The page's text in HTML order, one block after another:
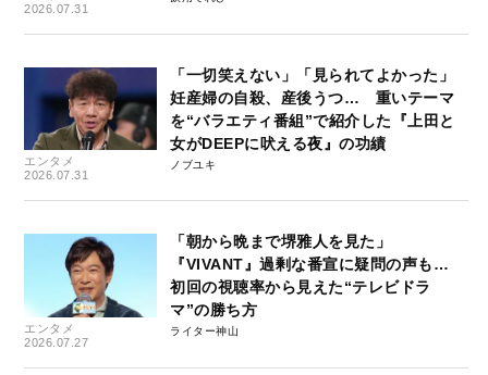
2026.07.31
エンタメ
2026.07.31
「一切笑えない」「見られてよかった」
妊産婦の自殺、産後うつ… 重いテーマ
を“バラエティ番組”で紹介した『上田と
女がDEEPに吠える夜』の功績
ノブユキ
エンタメ
2026.07.27
「朝から晩まで堺雅人を見た」
『VIVANT』過剰な番宣に疑問の声も…
初回の視聴率から見えた“テレビドラ
マ”の勝ち方
ライター神山